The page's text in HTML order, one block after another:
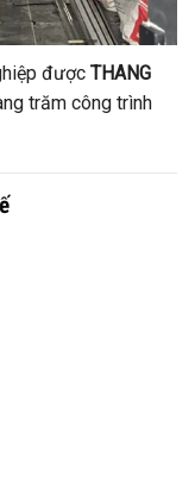
được THANG
trăm công trình